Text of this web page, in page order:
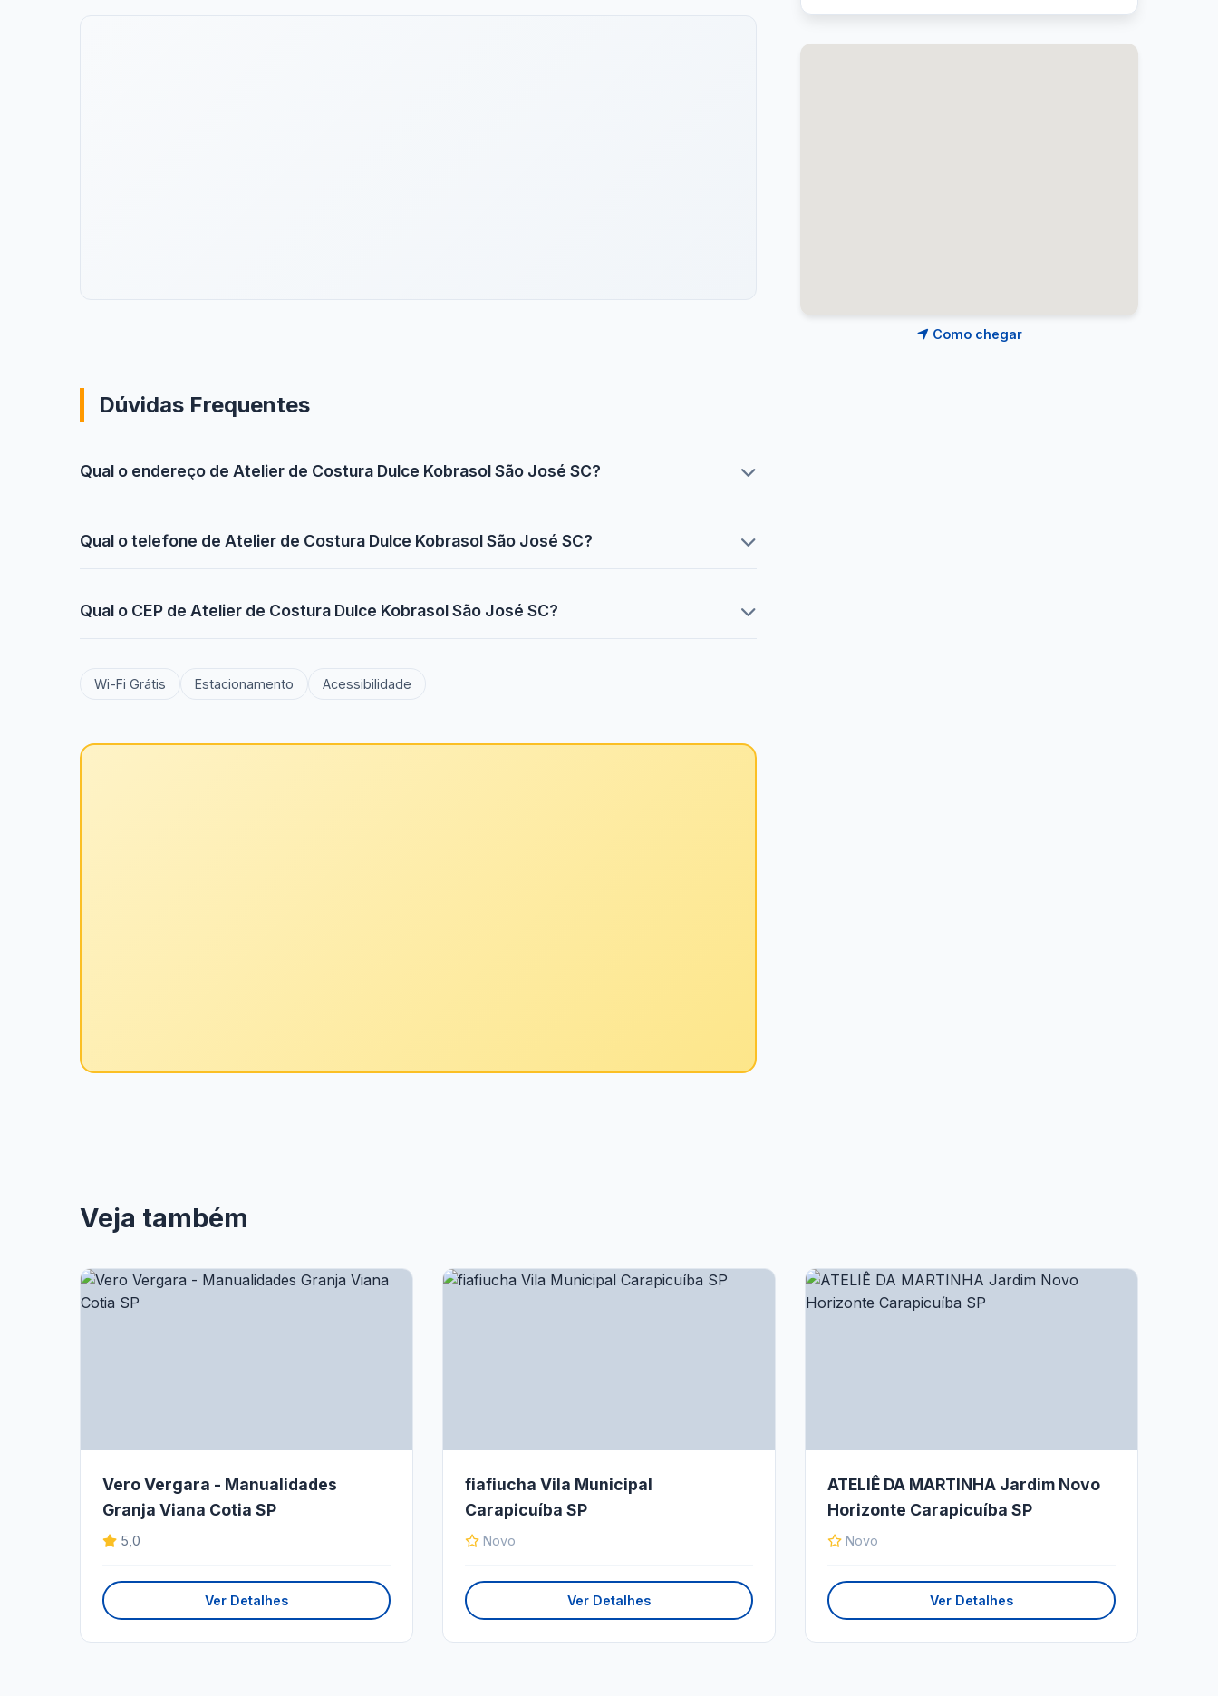
Dúvidas Frequentes
Qual o endereço de Atelier de Costura Dulce Kobrasol São José SC?
Qual o telefone de Atelier de Costura Dulce Kobrasol São José SC?
Qual o CEP de Atelier de Costura Dulce Kobrasol São José SC?
Wi-Fi Grátis Estacionamento Acessibilidade
Como chegar
Veja também
Vero Vergara - Manualidades
Granja Viana Cotia SP
5,0
Ver Detalhes
fiafiucha Vila Municipal
Carapicuíba SP
Novo
Ver Detalhes
ATELIÊ DA MARTINHA Jardim Novo
Horizonte Carapicuíba SP
Novo
Ver Detalhes